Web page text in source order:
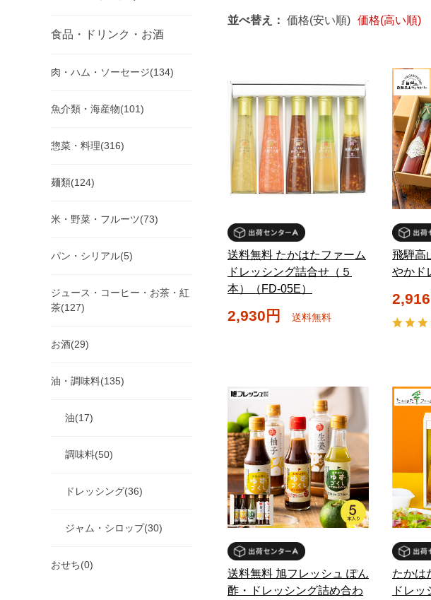
食品・ドリンク・お酒
肉・ハム・ソーセージ(134)
魚介類・海産物(101)
惣菜・料理(316)
麺類(124)
米・野菜・フルーツ(73)
パン・シリアル(5)
ジュース・コーヒー・お茶・紅
茶(127)
お酒(29)
油・調味料(135)
油(17)
調味料(50)
ドレッシング(36)
ジャム・シロップ(30)
おせち(0)
並べ替え： 価格(安い順) 価格(高い順)
送料無料 たかはたファーム
ドレッシング詰合せ（５
本）（FD-05E）
2,930円 送料無料
飛騨高
やかド
2,916
送料無料 旭フレッシュ ぽん
酢・ドレッシング詰め合わ
たかは
ドレ